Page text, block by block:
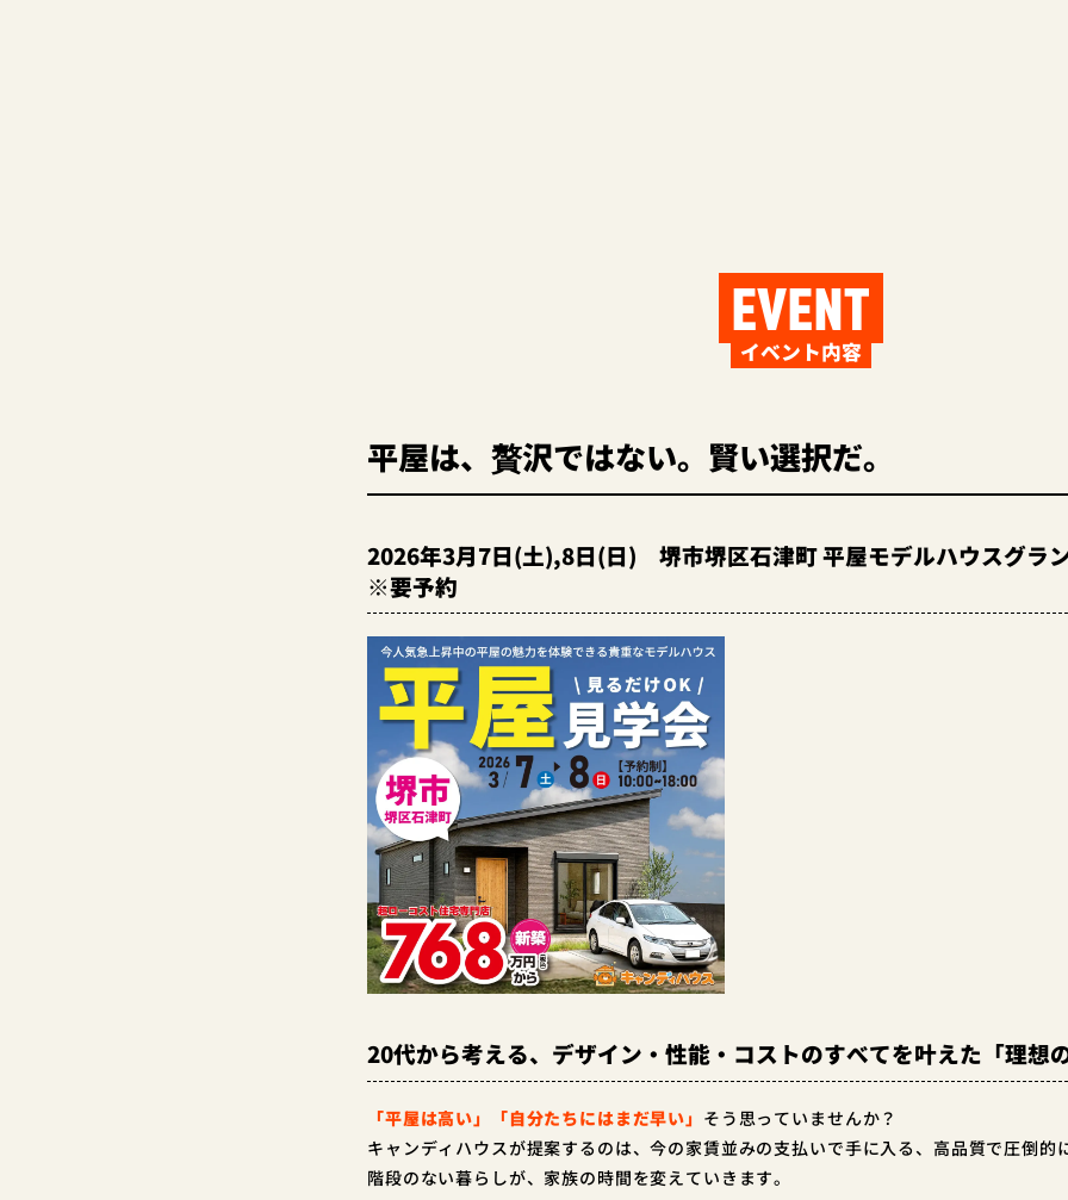
EVENT
イベント内容
平屋は、贅沢ではない。賢い選択だ。
2026年3月7日(土),8日(日) 堺市堺区石津町 平屋モデルハウスグラ
※要予約
20代から考える、デザイン・性能・コストのすべてを叶えた「理想
「平屋は高い」「自分たちにはまだ早い」 そう思っていませんか？
キャンディハウスが提案するのは、今の家賃並みの支払いで手に入る、高品質で圧倒的
階段のない暮らしが、家族の時間を変えていきます。